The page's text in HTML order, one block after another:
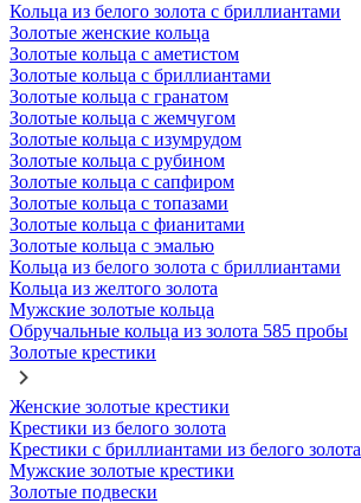
Кольца из белого золота с бриллиантами
Золотые женские кольца
Золотые кольца с аметистом
Золотые кольца с бриллиантами
Золотые кольца с гранатом
Золотые кольца с жемчугом
Золотые кольца с изумрудом
Золотые кольца с рубином
Золотые кольца с сапфиром
Золотые кольца с топазами
Золотые кольца с фианитами
Золотые кольца с эмалью
Кольца из белого золота с бриллиантами
Кольца из желтого золота
Мужские золотые кольца
Обручальные кольца из золота 585 пробы
Золотые крестики
Женские золотые крестики
Крестики из белого золота
Крестики с бриллиантами из белого золота
Мужские золотые крестики
Золотые подвески